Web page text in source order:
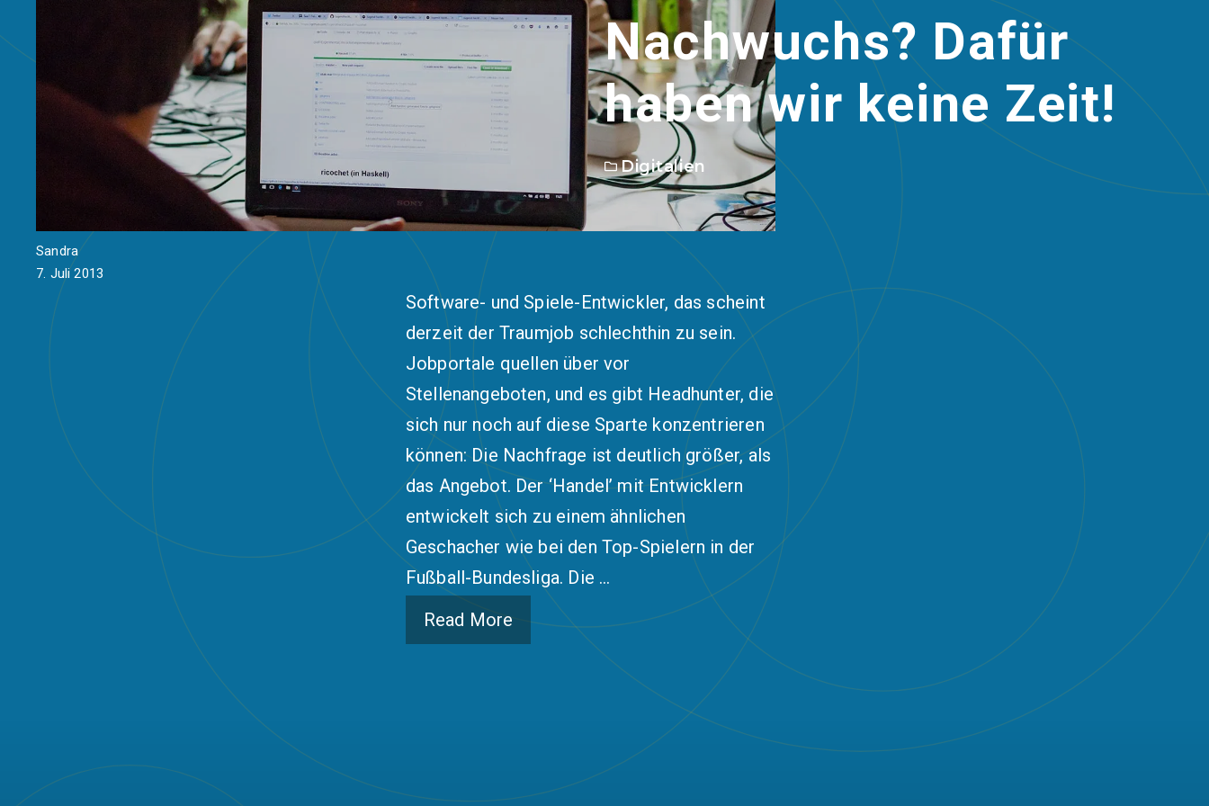
Nachwuchs? Dafür
haben wir keine Zeit!
Digitalien
Sandra
7. Juli 2013
Software- und Spiele-Entwickler, das scheint
derzeit der Traumjob schlechthin zu sein.
Jobportale quellen über vor
Stellenangeboten, und es gibt Headhunter, die
sich nur noch auf diese Sparte konzentrieren
können: Die Nachfrage ist deutlich größer, als
das Angebot. Der ‘Handel’ mit Entwicklern
entwickelt sich zu einem ähnlichen
Geschacher wie bei den Top-Spielern in der
Fußball-Bundesliga. Die …
Read More